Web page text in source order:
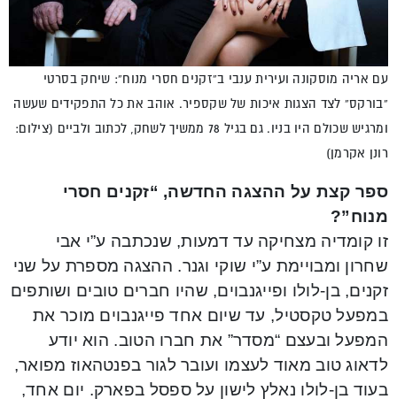
עם אריה מוסקונה ועירית ענבי ב”זקנים חסרי מנוח”: שיחק בסרטי
“בורקס” לצד הצגות איכות של שקספיר. אוהב את כל התפקידים שעשה
ומרגיש שכולם היו בניו. גם בגיל 78 ממשיך לשחק, לכתוב ולביים (צילום:
רונן אקרמן)
ספר קצת על ההצגה החדשה, “זקנים חסרי
מנוח”?
זו קומדיה מצחיקה עד דמעות, שנכתבה ע”י אבי
שחרון ומבויימת ע”י שוקי וגנר. ההצגה מספרת על שני
זקנים, בן-לולו ופייגנבוים, שהיו חברים טובים ושותפים
במפעל טקסטיל, עד שיום אחד פייגנבוים מוכר את
המפעל ובעצם “מסדר” את חברו הטוב. הוא יודע
לדאוג טוב מאוד לעצמו ועובר לגור בפנטהאוז מפואר,
בעוד בן-לולו נאלץ לישון על ספסל בפארק. יום אחד,